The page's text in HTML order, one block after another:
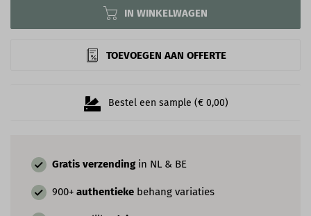
Gratis verzending in NL & BE
900+ authentieke behang variaties
Bestel een sample (€ 0,00)
IN WINKELWAGEN
TOEVOEGEN AAN OFFERTE